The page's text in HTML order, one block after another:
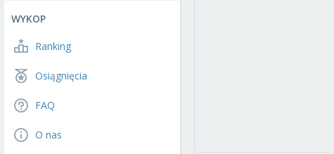
WYKOP
Ranking
Osiągnięcia
FAQ
O nas